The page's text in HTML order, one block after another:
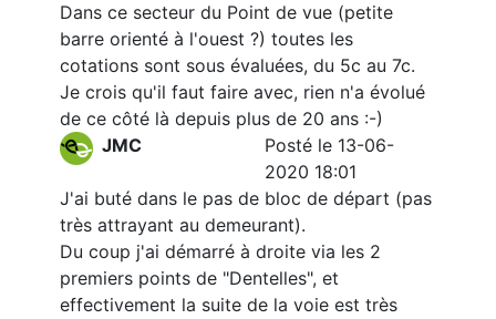
Dans ce secteur du Point de vue (petite
barre orienté à l'ouest ?) toutes les
cotations sont sous évaluées, du 5c au 7c.
Je crois qu'il faut faire avec, rien n'a évolué
de ce côté là depuis plus de 20 ans :-)
JMC
Posté le 13-06-
2020 18:01
J'ai buté dans le pas de bloc de départ (pas
très attrayant au demeurant).
Du coup j'ai démarré à droite via les 2
premiers points de "Dentelles", et
effectivement la suite de la voie est très